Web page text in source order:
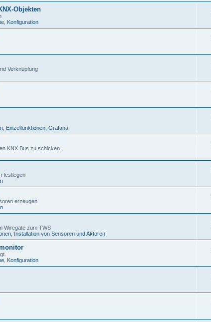
Objekten
Konfiguration
Verknüpfung
Einzelfunktionen Grafana
KNX Bus zu schicken.
festlegen
erzeugen
Wiregate zum TWS
Installation von Sensoren und Aktoren
Konfiguration